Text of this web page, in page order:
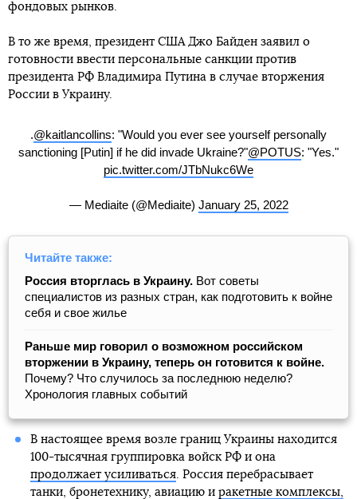
фондовых рынков.
В то же время, президент США Джо Байден заявил о
готовности ввести персональные санкции против
президента РФ Владимира Путина в случае вторжения
России в Украину.
.@kaitlancollins: "Would you ever see yourself personally
sanctioning [Putin] if he did invade Ukraine?"@POTUS: "Yes."
pic.twitter.com/JTbNukc6We
— Mediaite (@Mediaite) January 25, 2022
Читайте также:
Россия вторглась в Украину. Вот советы
специалистов из разных стран, как подготовить к войне
себя и свое жилье
Раньше мир говорил о возможном российском
вторжении в Украину, теперь он готовится к войне.
Почему? Что случилось за последнюю неделю?
Хронология главных событий
В настоящее время возле границ Украины находится
100-тысячная группировка войск РФ и она
продолжает усиливаться. Россия перебрасывает
танки, бронетехнику, авиацию и ракетные комплексы,